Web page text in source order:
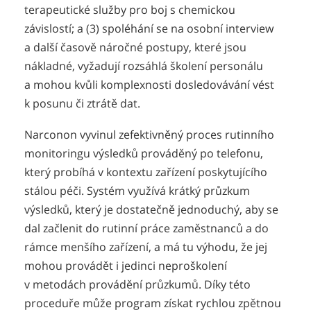
terapeutické služby pro boj s chemickou
závislostí; a (3) spoléhání se na osobní interview
a další časově náročné postupy, které jsou
nákladné, vyžadují rozsáhlá školení personálu
a mohou kvůli komplexnosti dosledovávání vést
k posunu či ztrátě dat.
Narconon vyvinul zefektivněný proces rutinního
monitoringu výsledků prováděný po telefonu,
který probíhá v kontextu zařízení poskytujícího
stálou péči. Systém využívá krátký průzkum
výsledků, který je dostatečně jednoduchý, aby se
dal začlenit do rutinní práce zaměstnanců a do
rámce menšího zařízení, a má tu výhodu, že jej
mohou provádět i jedinci neproškolení
v metodách provádění průzkumů. Díky této
proceduře může program získat rychlou zpětnou